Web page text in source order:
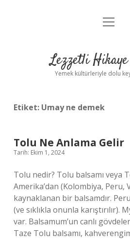
Anasayfa
Yasal Uyarı
menüyü
Lezzetli
Yemek kültürleriyle dolu
Etiket: Umay ne demek
Tolu Ne Anlama Gelir
Tarih: Ekim 1, 2024
Tolu nedir? Tolu balsamı veya
Amerika’dan (Kolombiya, Peru,
kaynaklanan bir balsamdır.
(ve sıklıkla onunla karıştırılır).
var. Balsamum’un canlı
Taze Tolu balsamı,